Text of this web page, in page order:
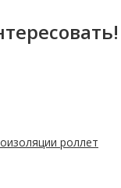
роллет